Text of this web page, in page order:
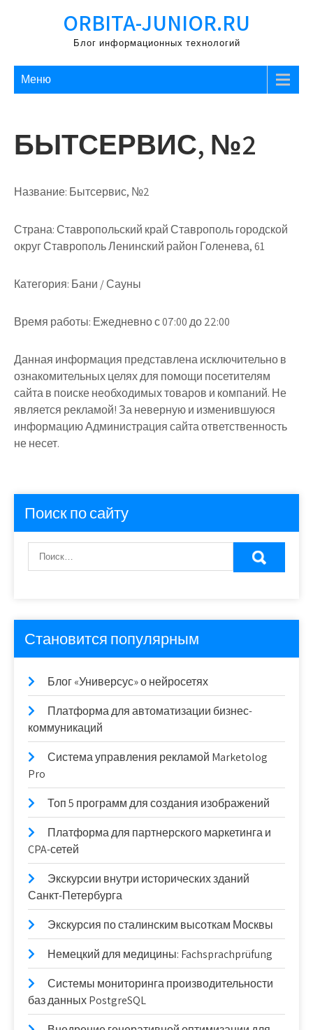
ORBITA-JUNIOR.RU
Блог информационных технологий
Меню
БЫТСЕРВИС, №2
Название: Бытсервис, №2
Страна:Ставропольский край Ставрополь городской
округ Ставрополь Ленинский район Голенева, 61
Категория: Бани / Сауны
Время работы: Ежедневно с 07:00 до 22:00
Данная информация представлена исключительно в
ознакомительных целях для помощи посетителям
сайта в поиске необходимых товаров и компаний. Не
является рекламой! За неверную и изменившуюся
информацию Администрация сайта ответственность
не несет.
Поиск по сайту
Становится популярным
Блог «Универсус» о нейросетях
Платформа для автоматизации бизнес-
коммуникаций
Система управления рекламой Marketolog
Pro
Топ 5 программ для создания изображений
Платформа для партнерского маркетинга и
CPA-сетей
Экскурсии внутри исторических зданий
Санкт-Петербурга
Экскурсия по сталинским высоткам Москвы
Немецкий для медицины: Fachsprachprüfung
Системы мониторинга производительности
баз данных PostgreSQL